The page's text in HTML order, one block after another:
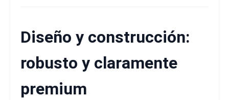
Diseño y construcción:
robusto y claramente
premium